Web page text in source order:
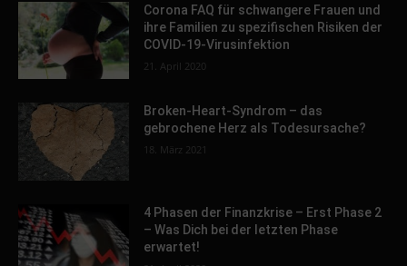
Corona FAQ für schwangere Frauen und
ihre Familien zu spezifischen Risiken der
COVID-19-Virusinfektion
21. April 2020
Broken-Heart-Syndrom – das
gebrochene Herz als Todesursache?
18. März 2021
4 Phasen der Finanzkrise – Erst Phase 2
– Was Dich bei der letzten Phase
erwartet!